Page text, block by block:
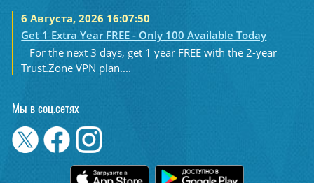
6 Августа, 2026 16:07:50
Get 1 Extra Year FREE - Only 100 Available Today
For the next 3 days, get 1 year FREE with the 2-year
Trust.Zone VPN plan....
Мы в соц.сетях